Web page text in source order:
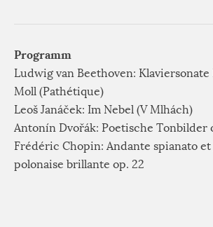
Programm
Ludwig van Beethoven: Klaviersonate
Moll (Pathétique)
Leoš Janáček: Im Nebel (V Mlhách)
Antonín Dvořák: Poetische Tonbilder
Frédéric Chopin: Andante spianato
polonaise brillante op. 22